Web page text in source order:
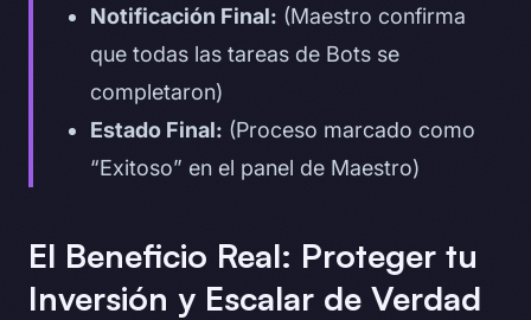
Notificación Final: (Maestro confirma
que todas las tareas de Bots se
completaron)
Estado Final: (Proceso marcado como
“Exitoso” en el panel de Maestro)
El Beneficio Real: Proteger tu
Inversión y Escalar de Verdad